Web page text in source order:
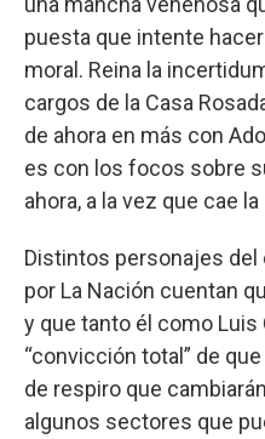
puesta que intente
moral. Reina la
cargos de la Casa
de ahora en más con
es con los focos sobre
ahora, a la vez que cae
Distintos personajes
por La Nación cuentan
y que tanto él como Luis
“convicción total” de
de respiro que
algunos sectores que